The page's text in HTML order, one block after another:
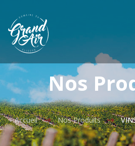
Nos
Accueil Nos Produits